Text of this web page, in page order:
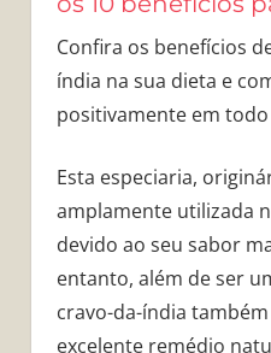
Confira os benefícios
índia na sua dieta e
positivamente em
Esta especiaria,
amplamente utilizada
devido ao seu sabor
entanto, além de ser
cravo-da-índia
excelente remédio